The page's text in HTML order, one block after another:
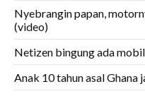
Nyebrangin papan,
(video)
Netizen bingung ada
Anak 10 tahun asal Ghana